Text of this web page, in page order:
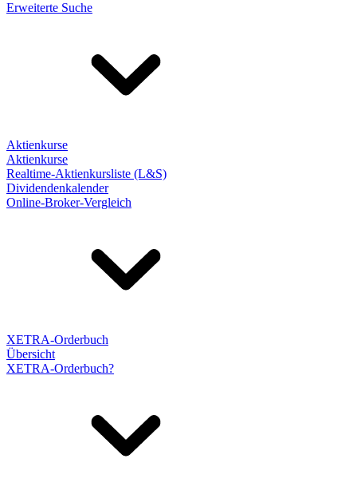
Erweiterte Suche
Aktienkurse
Aktienkurse
Realtime-Aktienkursliste (L&S)
Dividendenkalender
Online-Broker-Vergleich
XETRA-Orderbuch
Übersicht
XETRA-Orderbuch?